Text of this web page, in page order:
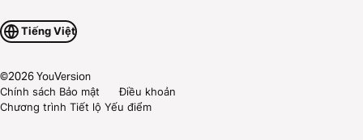
Tiếng Việt
©2026YouVersion
Chính sách Bảo mật
Điều khoản
Chương trình Tiết lộ Yếu điểm